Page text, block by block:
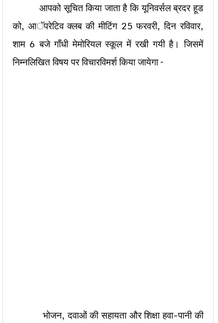
आपको सूचित किया जाता है कि यूनिवर्सल ब्रदर हूड
को, आॅपरेटिव क्लब की मीटिंग 25 फरवरी, दिन रविवार,
शाम 6 बजे गाँधी मेमोरियल स्कूल में रखी गयी है। जिसमें
निम्नलिखित विषय पर विचारविमर्श किया जायेगा –
भोजन, दवाओं की सहायता और शिक्षा हवा-पानी की